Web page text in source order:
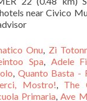
Onu, Zi
Spa, Adele
, Quanto Basta -
Mostro!, The
Primaria,Ave